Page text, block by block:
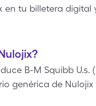
tu billetera
B-M Squibb U.s.
genérica de